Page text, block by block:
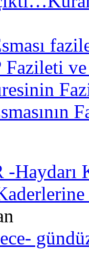
Fazileti
Haydarı